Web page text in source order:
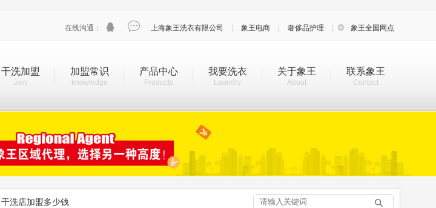
在线沟通：   上海象王洗衣有限公司 象王电商 奢侈品护理  象王全国网点
干洗加盟
Join
加盟常识
knowledge
产品中心
Products
我要洗衣
Laundry
关于象王
About
联系象王
Contact
干洗店加盟多少钱 